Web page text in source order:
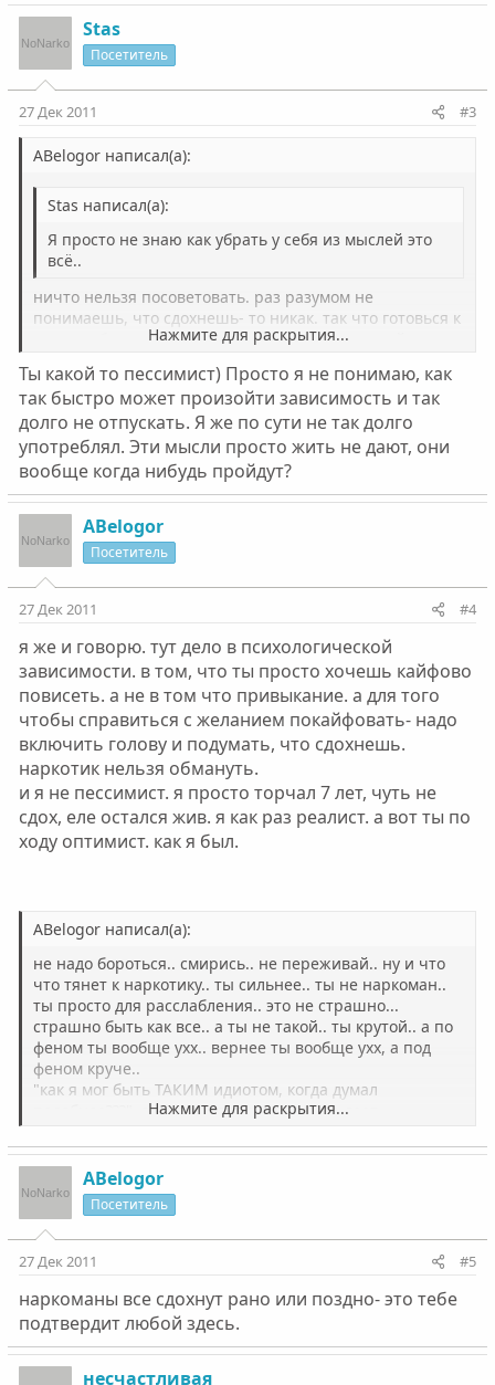
Stas
Посетитель
27 Дек 2011 #3
ABelogor написал(а):
Stas написал(а):
Я просто не знаю как убрать у себя из мыслей это
всё..
Нажмите для раскрытия...
ничто нельзя посоветовать. раз разумом не
понимаешь, что сдохнешь- то никак. так что готовься к
жести и боли. впереди года мучений, унижений и
skull
Нажмите для раскрытия...
Ты какой то пессимист) Просто я не понимаю, как
так быстро может произойти зависимость и так
долго не отпускать. Я же по сути не так долго
употреблял. Эти мысли просто жить не дают, они
вообще когда нибудь пройдут?
ABelogor
Посетитель
27 Дек 2011 #4
я же и говорю. тут дело в психологической
зависимости. в том, что ты просто хочешь кайфово
повисеть. а не в том что привыкание. а для того
чтобы справиться с желанием покайфовать- надо
включить голову и подумать, что сдохнешь.
наркотик нельзя обмануть.
и я не пессимист. я просто торчал 7 лет, чуть не
сдох, еле остался жив. я как раз реалист. а вот ты по
ходу оптимист. как я был.
ABelogor написал(а):
не надо бороться.. смирись.. не переживай.. ну и что
что тянет к наркотику.. ты сильнее.. ты не наркоман..
ты просто для расслабления.. это не страшно...
страшно быть как все.. а ты не такой.. ты крутой.. а по
феном ты вообще ухх.. вернее ты вообще ухх, а под
феном круче..
"как я мог быть ТАКИМ идиотом, когда думал
подобное???"- этот вопрос мне покоя не дает.
Нажмите для раскрытия...
ABelogor
Посетитель
27 Дек 2011 #5
наркоманы все сдохнут рано или поздно- это тебе
подтвердит любой здесь.
несчастливая